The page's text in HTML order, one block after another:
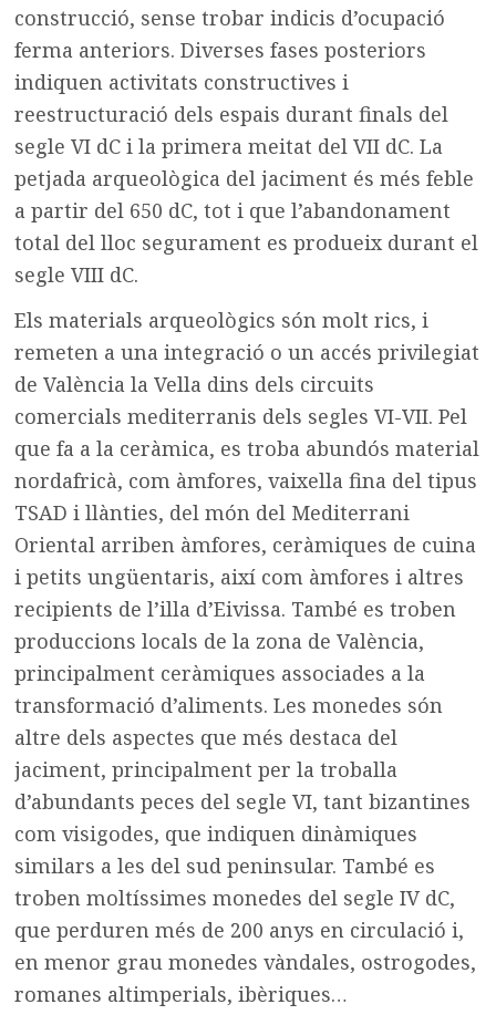
construcció, sense trobar indicis d’ocupació
ferma anteriors. Diverses fases posteriors
indiquen activitats constructives i
reestructuració dels espais durant finals del
segle VI dC i la primera meitat del VII dC. La
petjada arqueològica del jaciment és més feble
a partir del 650 dC, tot i que l’abandonament
total del lloc segurament es produeix durant el
segle VIII dC.
Els materials arqueològics són molt rics, i
remeten a una integració o un accés privilegiat
de València la Vella dins dels circuits
comercials mediterranis dels segles VI-VII. Pel
que fa a la ceràmica, es troba abundós material
nordafricà, com àmfores, vaixella fina del tipus
TSAD i llànties, del món del Mediterrani
Oriental arriben àmfores, ceràmiques de cuina
i petits ungüentaris, així com àmfores i altres
recipients de l’illa d’Eivissa. També es troben
produccions locals de la zona de València,
principalment ceràmiques associades a la
transformació d’aliments. Les monedes són
altre dels aspectes que més destaca del
jaciment, principalment per la troballa
d’abundants peces del segle VI, tant bizantines
com visigodes, que indiquen dinàmiques
similars a les del sud peninsular. També es
troben moltíssimes monedes del segle IV dC,
que perduren més de 200 anys en circulació i,
en menor grau monedes vàndales, ostrogodes,
romanes altimperials, ibèriques…